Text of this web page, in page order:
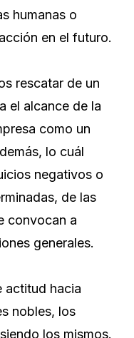
humanas o
en el futuro.
rescatar de un
el alcance de la
como un
lo cuál
negativos o
de las
convocan a
generales.
actitud hacia
nobles, los
los mismos.